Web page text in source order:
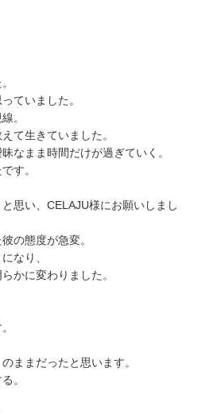
ていました。
。
て生きていました。
なまま時間だけが過ぎていく。
す。
思い、CELAJU様にお願いしまし
の態度が急変。
なり、
かに変わりました。
ままだったと思います。
。